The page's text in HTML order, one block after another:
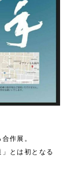
作展。
とは初となる